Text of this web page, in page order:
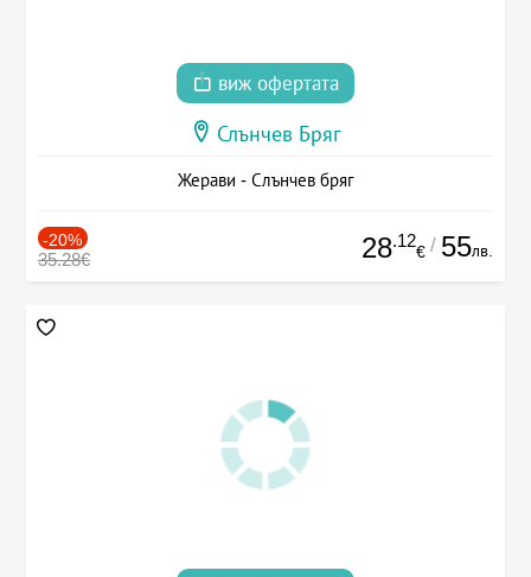
виж офертата
Слънчев Бряг
Жерави - Слънчев бряг
-20%
35.28€ 28.12
€ / 55лв.